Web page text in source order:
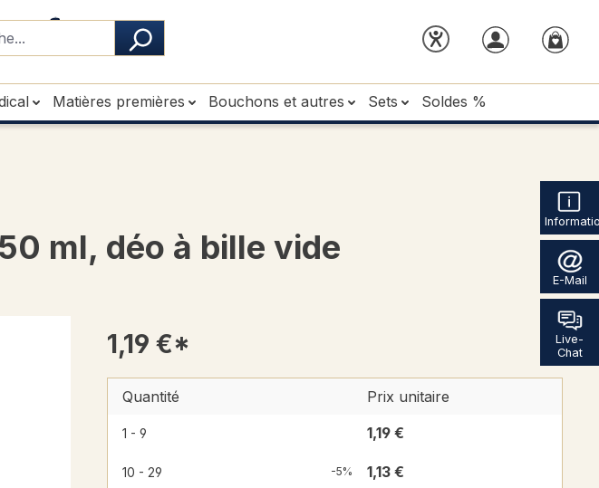
E-Mail
Live-
Chat
Matières premières Bouchons et autres Sets Soldes %
ml, déo à bille vide
1,19 €*
Quantité Prix unitaire
1 - 9 1,19 €
10 - 29 -5% 1,13 €